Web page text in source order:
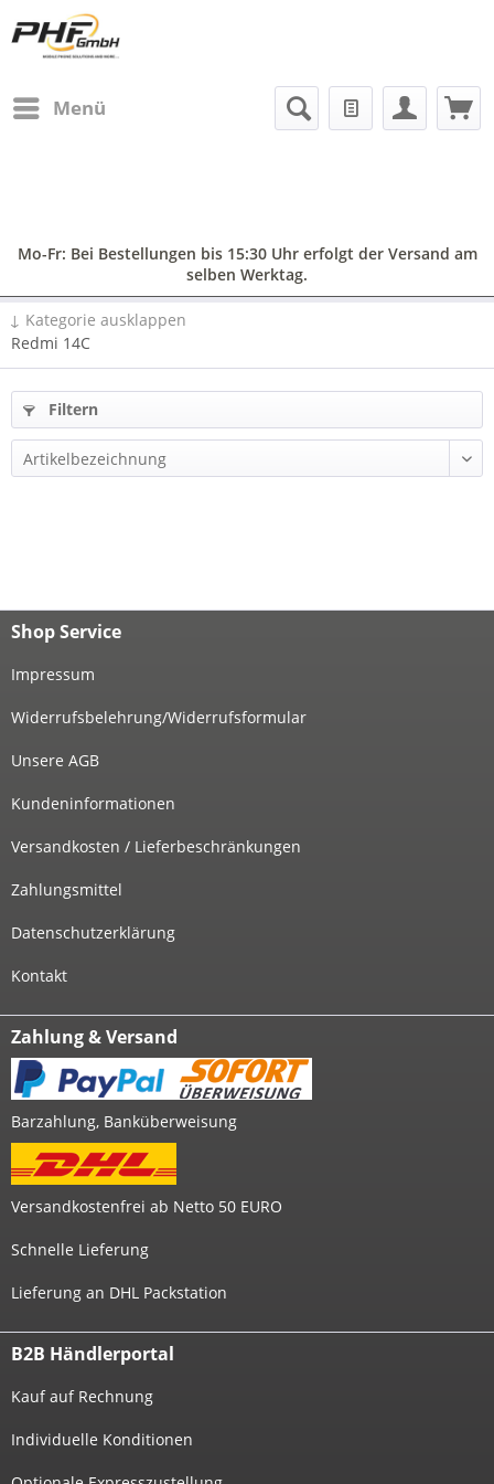
Menü
Mo-Fr: Bei Bestellungen bis 15:30 Uhr erfolgt der Versand am
selben Werktag.
↓ Kategorie ausklappen
Redmi 14C
Filtern
Shop Service
Impressum
Widerrufsbelehrung/Widerrufsformular
Unsere AGB
Kundeninformationen
Versandkosten / Lieferbeschränkungen
Zahlungsmittel
Datenschutzerklärung
Kontakt
Zahlung & Versand
Barzahlung, Banküberweisung
Versandkostenfrei ab Netto 50 EURO
Schnelle Lieferung
Lieferung an DHL Packstation
B2B Händlerportal
Kauf auf Rechnung
Individuelle Konditionen